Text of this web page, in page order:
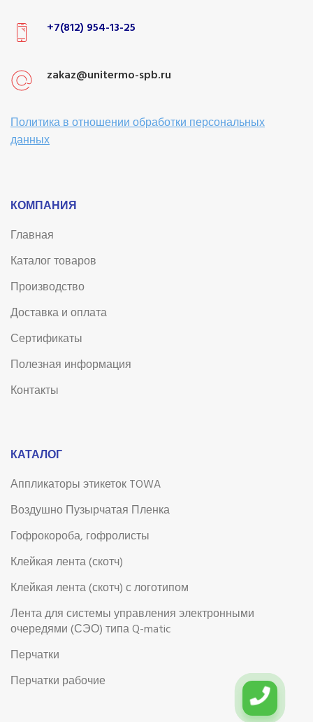
+7(812) 954-13-25
zakaz@unitermo-spb.ru
Политика в отношении обработки персональных
данных
КОМПАНИЯ
Главная
Каталог товаров
Производство
Доставка и оплата
Сертификаты
Полезная информация
Контакты
КАТАЛОГ
Аппликаторы этикеток TOWA
Воздушно Пузырчатая Пленка
Гофрокороба, гофролисты
Клейкая лента (скотч)
Клейкая лента (скотч) с логотипом
Лента для системы управления электронными
очередями (СЭО) типа Q-matic
Перчатки
Перчатки рабочие